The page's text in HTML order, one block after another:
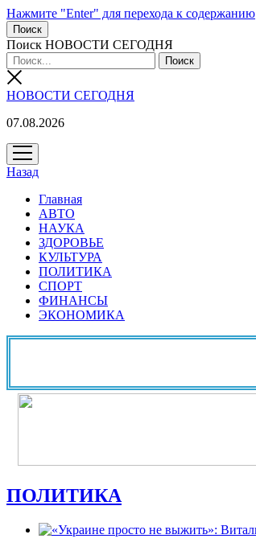
Нажмите "Enter" для перехода к содержанию
Поиск
Поиск НОВОСТИ СЕГОДНЯ
НОВОСТИ СЕГОДНЯ
07.08.2026
открыть
меню
Назад
Главная
АВТО
НАУКА
ЗДОРОВЬЕ
КУЛЬТУРА
ПОЛИТИКА
СПОРТ
ФИНАНСЫ
ЭКОНОМИКА
ПОЛИТИКА